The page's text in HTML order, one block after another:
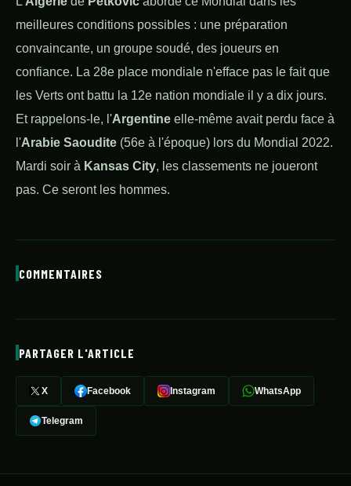
meilleures conditions possibles : une préparation
convaincante, un groupe soudé, des joueurs en
confiance. La 28e place mondiale n'efface pas le fait que
les Verts ont battu la 12e nation mondiale il y a dix jours.
Et rappelons-le, l'Argentine elle-même avait perdu face à
l'Arabie Saoudite (56e à l'époque) lors du Mondial 2022.
Mardi soir à Kansas City, les classements ne joueront
pas. Ce seront les hommes.
COMMENTAIRES
PARTAGER L'ARTICLE
X Facebook Instagram WhatsApp
Telegram